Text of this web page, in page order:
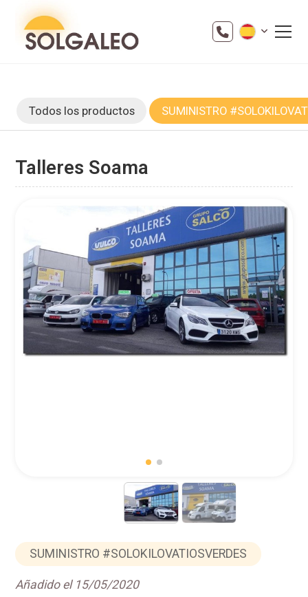
Todos los productos SUMINISTRO
Talleres Soama
SUMINISTRO #SOLOKILOVATIOSVERDES
Añadido el 15/05/2020